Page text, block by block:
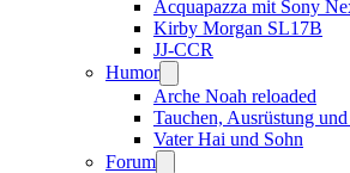
Acquapazza mit Sony
Kirby Morgan SL17B
JJ-CCR
Humor
Arche Noah reloaded
Tauchen, Ausrüstung
Vater Hai und Sohn
Forum